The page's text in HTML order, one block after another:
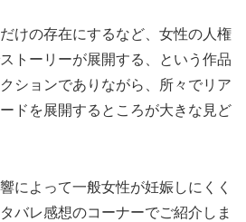
けの存在にするなど、女性の人権
トーリーが展開する、という作品
ションでありながら、所々でリア
ドを展開するところが大きな見ど
によって一般女性が妊娠しにくく
バレ感想のコーナーでご紹介しま